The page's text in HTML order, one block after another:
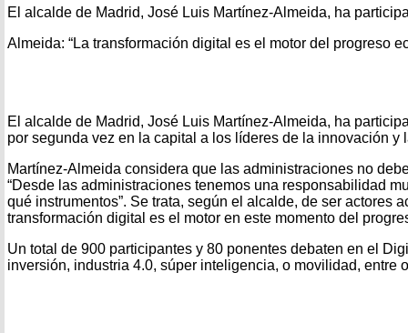
El alcalde de Madrid, José Luis Martínez-Almeida, ha
Almeida: “La transformación digital es el motor del progreso
El alcalde de Madrid, José Luis Martínez-Almeida, ha
por segunda vez en la capital a los líderes de la innovación
Martínez-Almeida considera que las administraciones no
“Desde las administraciones tenemos una responsabilidad
qué instrumentos”. Se trata, según el alcalde, de ser actores
transformación digital es el motor en este momento del
Un total de 900 participantes y 80 ponentes debaten en el
inversión, industria 4.0, súper inteligencia, o movilidad, entre